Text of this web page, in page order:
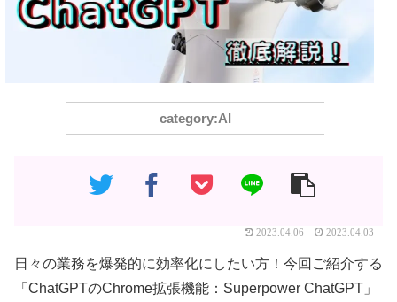
AI
2023.04.06 2023.04.03
日々の業務を爆発的に効率化にしたい方！今回ご紹介する
「ChatGPTのChrome拡張機能：Superpower ChatGPT」